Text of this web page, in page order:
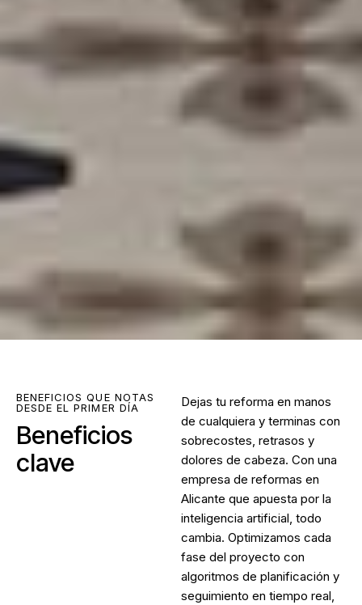
BENEFICIOS QUE NOTAS
DESDE EL PRIMER DÍA
Beneficios
clave
Dejas tu reforma en manos
de cualquiera y terminas con
sobrecostes, retrasos y
dolores de cabeza. Con una
empresa de reformas en
Alicante que apuesta por la
inteligencia artificial, todo
cambia. Optimizamos cada
fase del proyecto con
algoritmos de planificación y
seguimiento en tiempo real,